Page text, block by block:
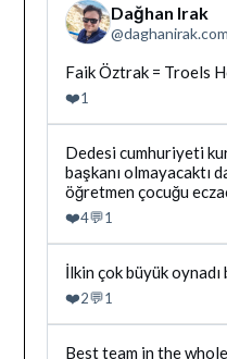
Dağhan Irak
@daghanirak.com
Bluesky'da
Dağhan
Irak
tarafindan
yazilan
gonderiyi
goruntule
Faik Öztrak = Troels
❤️1
Bluesky'da
Dağhan
Irak
tarafindan
yazilan
gonderiyi
goruntule
Dedesi cumhuriyeti
başkanı olmayacaktı
öğretmen çocuğu
❤️4💬1
Bluesky'da
Dağhan
Irak
tarafindan
yazilan
İlkin çok büyük oynadı
❤️2💬1
Bluesky'da
Best team in the